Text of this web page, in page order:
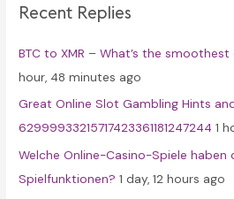
h
o
r
:
Recent Replies
BTC to XMR – What’s the
hour, 48 minutes ago
Great Online Slot Gambling Hints
62999933215717423361181247244 1
Welche Online-Casino-Spiele haben
Spielfunktionen? 1 day, 12 hours ago